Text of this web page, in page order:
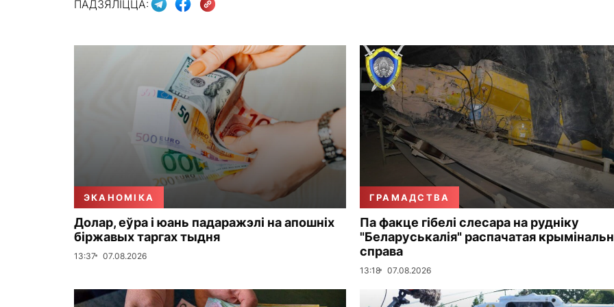
ПАДЗЯЛІЦЦА:
ЭКАНОМІКА
Долар, еўра і юань падаражэлі на апошніх
біржавых таргах тыдня
13:37 07.08.2026
ГРАМАДСТВА
Па факце гібелі слесара на рудніку
"Беларуськалія" распачатая
справа
13:18 07.08.2026